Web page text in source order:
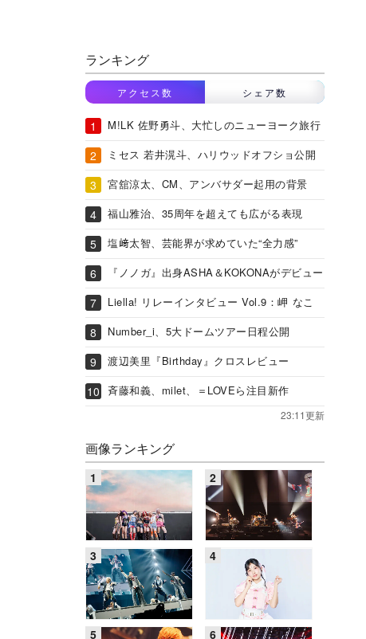
ランキング
アクセス数 シェア数
M!LK 佐野勇斗、大忙しのニューヨーク旅行
ミセス 若井滉斗、ハリウッドオフショ公開
宮舘涼太、CM、アンバサダー起用の背景
福山雅治、35周年を超えても広がる表現
塩﨑太智、芸能界が求めていた“全力感”
『ノノガ』出身ASHA＆KOKONAがデビュー
Liella! リレーインタビュー Vol.9：岬 なこ
Number_i、5大ドームツアー日程公開
渡辺美里『Birthday』クロスレビュー
斉藤和義、milet、＝LOVEら注目新作
23:11更新
画像ランキング